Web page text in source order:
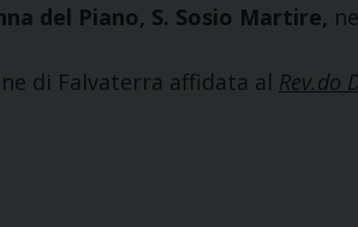
del Piano, S. Sosio Martire,
di Falvaterra affidata al Rev.do